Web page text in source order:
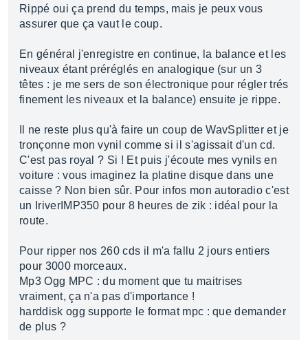
Rippé oui ça prend du temps, mais je peux vous
assurer que ça vaut le coup.
En général j'enregistre en continue, la balance et les
niveaux étant préréglés en analogique (sur un 3
têtes : je me sers de son électronique pour régler trés
finement les niveaux et la balance) ensuite je rippe.
Il ne reste plus qu'à faire un coup de WavSplitter et je
tronçonne mon vynil comme si il s'agissait d'un cd.
C'est pas royal ? Si ! Et puis j'écoute mes vynils en
voiture : vous imaginez la platine disque dans une
caisse ? Non bien sûr. Pour infos mon autoradio c'est
un IriverIMP350 pour 8 heures de zik : idéal pour la
route.
Pour ripper nos 260 cds il m'a fallu 2 jours entiers
pour 3000 morceaux.
Mp3 Ogg MPC : du moment que tu maitrises
vraiment, ça n'a pas d'importance !
harddisk ogg supporte le format mpc : que demander
de plus ?